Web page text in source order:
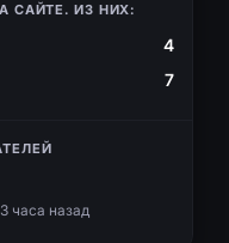
САЙТЕ. ИЗ НИХ:
4
7
часа назад